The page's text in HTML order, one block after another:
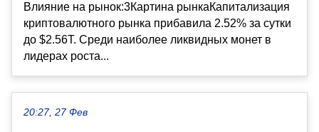
Влияние на рынок:3Картина рынкаКапитализация
криптовалютного рынка прибавила 2.52% за сутки
до $2.56T. Среди наиболее ликвидных монет в
лидерах роста...
20:27, 27 Фев